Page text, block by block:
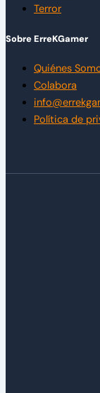
Terror
Sobre ErreKGamer
Quiénes
Colabora
Política de